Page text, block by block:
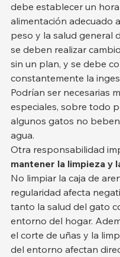
debe establecer un
alimentación adecuado
peso y la salud general
se deben realizar
sin un plan, y se debe
constantemente la
Podrían ser necesarias
especiales, sobre todo
algunos gatos no
agua.
Otra responsabilidad
mantener la limpieza y
No limpiar la caja de
regularidad afecta
tanto la salud del gato
entorno del hogar.
el corte de uñas y la
del entorno afectan